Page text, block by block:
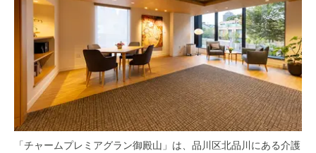
「チャームプレミアグラン御殿山」は、品川区北品川にある介護